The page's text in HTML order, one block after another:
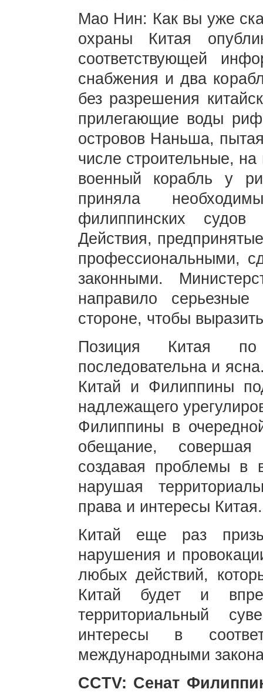
Мао Нин: Как вы уже
охраны Китая
соответствующей
снабжения и два
без разрешения
прилегающие воды
островов Наньша,
числе строительные,
военный корабль у
приняла
филиппинских
Действия,
профессиональными,
законными.
направило серьезные
стороне, чтобы
Позиция Китая
последовательна и
Китай и Филиппины
надлежащего
Филиппины в
обещание,
создавая проблемы в
нарушая
права и интересы
Китай еще раз
нарушения и
любых действий,
Китай будет и
территориальный
интересы в
международными
CCTV: Сенат